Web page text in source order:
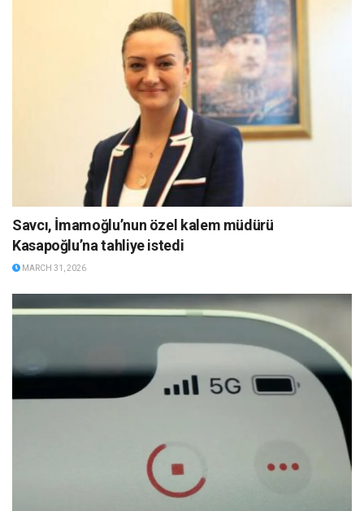
Savcı, İmamoğlu’nun özel kalem müdürü
Kasapoğlu’na tahliye istedi
MARCH 31, 2026